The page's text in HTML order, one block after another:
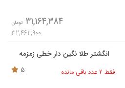
31,164,384 تومان
32,462,900
انگشتر طلا نگین دار خطی زمزمه
فقط 2 عدد باقی مانده
5